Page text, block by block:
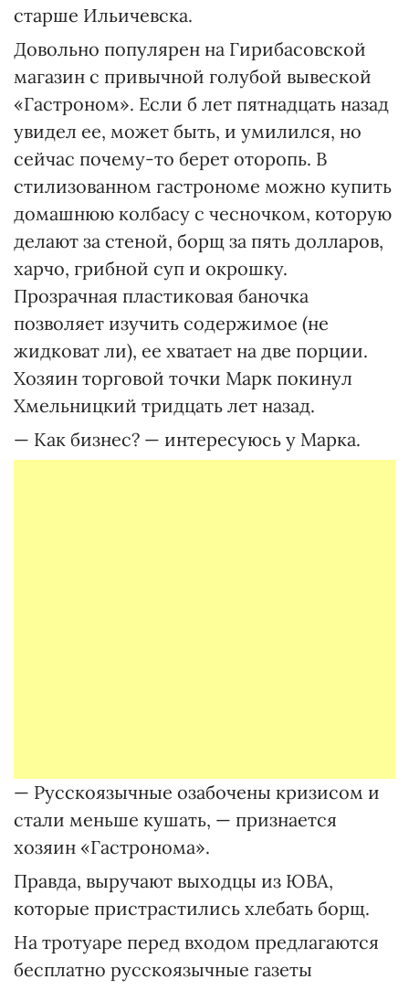
старше Ильичевска.
Довольно популярен на Гириба­совской
магазин с привычной голубой вывеской
«Гастроном». Если б лет пятнадцать назад
увидел ее, может быть, и умилился, но
сейчас почему-то берет оторопь. В
стилизованном гастрономе можно купить
домашнюю колбасу с чесночком, которую
делают за стеной, борщ за пять долларов,
харчо, грибной суп и окрошку.
Прозрачная пластиковая баночка
позволяет изучить содержимое (не
жидковат ли), ее хватает на две порции.
Хозяин торговой точки Марк покинул
Хмельницкий тридцать лет назад.
— Как бизнес? — интересуюсь у Марка.
— Русскоязычные озабочены кризисом и
стали меньше кушать, — признается
хозяин «Гастронома».
Правда, выручают выходцы из ЮВА,
которые пристрастились хлебать борщ.
На тротуаре перед входом предлагаются
бесплатно русскоязычные газеты